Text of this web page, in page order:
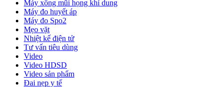
Máy xông mũi họng khí dung
Máy đo huyết áp
Máy đo Spo2
Mẹo vặt
Nhiệt kế điện tử
Tư vấn tiêu dùng
Video
Video HDSD
Video sản phẩm
Đai nẹp y tế